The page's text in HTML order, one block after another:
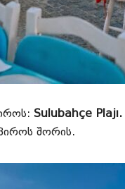
Sulubahçe Plajı.
შორის.